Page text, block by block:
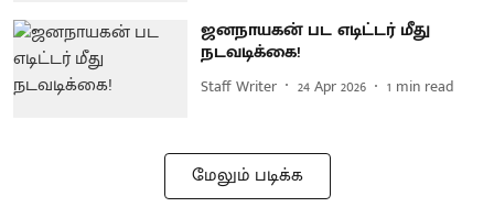
ஜனநாயகன் பட எடிட்டர் மீது
நடவடிக்கை!
Staff Writer 24 Apr 2026 1 min read
மேலும் படிக்க